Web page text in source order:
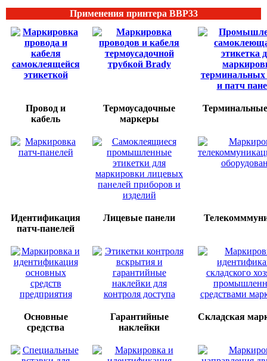
Применения принтера BBP33
Провод и
кабель
Термоусадочные
маркеры
Идентификация
патч-панелей
Лицевые панели
Основные
средства
Гарантийные
наклейки
Складская